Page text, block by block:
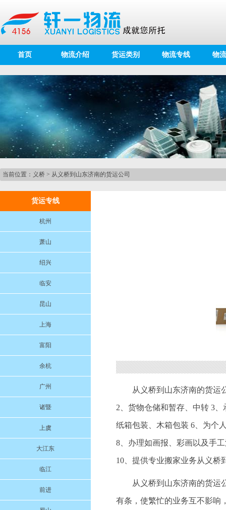
首页 物流介绍 货运类别 物流专线 物
当前位置： 义桥 > 从义桥到山东济南的货运公司
货运专线
杭州
萧山
绍兴
临安
昆山
上海
富阳
余杭
广州
诸暨
上虞
大江东
临江
前进
从义桥到山东济南的货运
2、货物仓储和暂存、中转 3
纸箱包装、木箱包装 6、为个
8、办理如画报、彩画以及手
10、提供专业搬家业务从义桥
从义桥到山东济南的货运
有条，使繁忙的业务互不影响